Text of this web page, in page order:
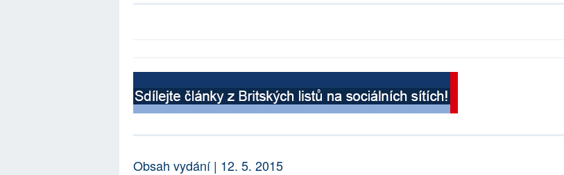
Obsah vydání | 12. 5. 2015